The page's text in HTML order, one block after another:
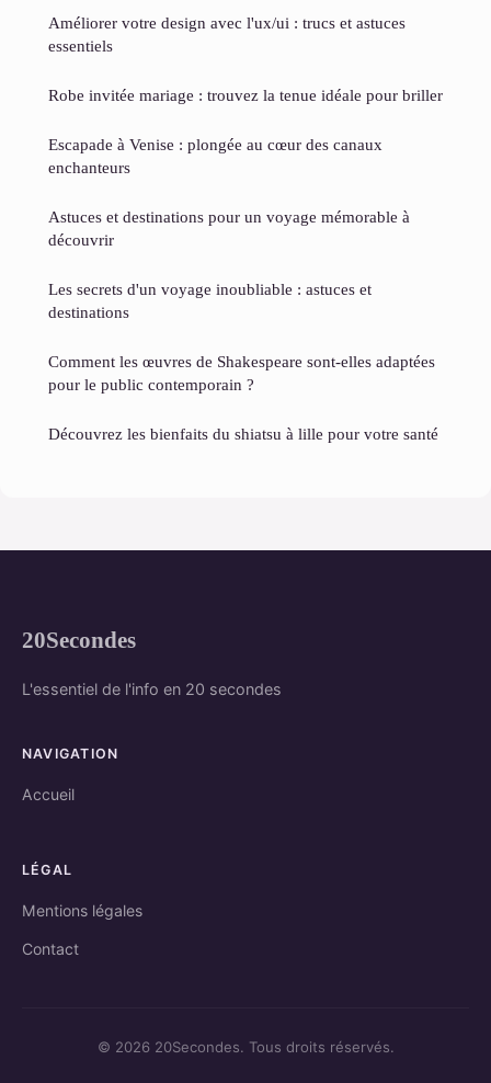
Améliorer votre design avec l'ux/ui : trucs et astuces
essentiels
Robe invitée mariage : trouvez la tenue idéale pour briller
Escapade à Venise : plongée au cœur des canaux
enchanteurs
Astuces et destinations pour un voyage mémorable à
découvrir
Les secrets d'un voyage inoubliable : astuces et
destinations
Comment les œuvres de Shakespeare sont-elles adaptées
pour le public contemporain ?
Découvrez les bienfaits du shiatsu à lille pour votre santé
20Secondes
L'essentiel de l'info en 20 secondes
NAVIGATION
Accueil
LÉGAL
Mentions légales
Contact
© 2026 20Secondes. Tous droits réservés.